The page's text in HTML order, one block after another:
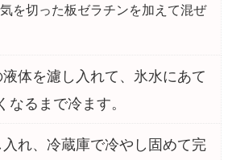
を切った板ゼラチンを加えて混ぜ
体を濾し入れて、氷水にあて
なるまで冷ます。
れ、冷蔵庫で冷やし固めて完